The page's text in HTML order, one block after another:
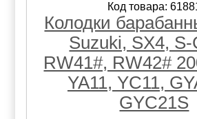
Код товара:
Колодки
Suzuki, SX4, S-
RW41#, RW42#
YA11, YC11,
GYC21S